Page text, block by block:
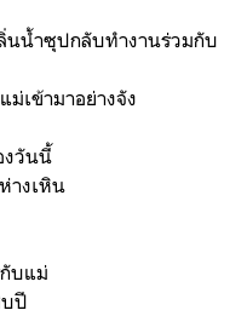
นน้ำซุปกลับทำงานร่วมกับ
ม่เข้ามาอย่างจัง
งวันนี้
างเหิน
บแม่
ปี